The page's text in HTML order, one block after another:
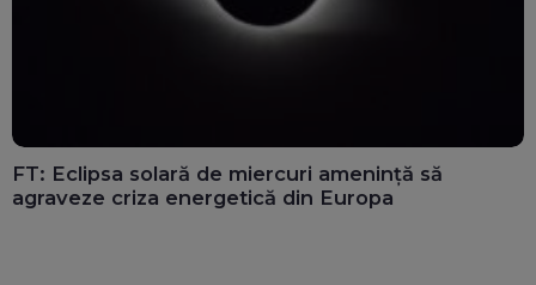
FT: Eclipsa solară de miercuri amenință să
agraveze criza energetică din Europa